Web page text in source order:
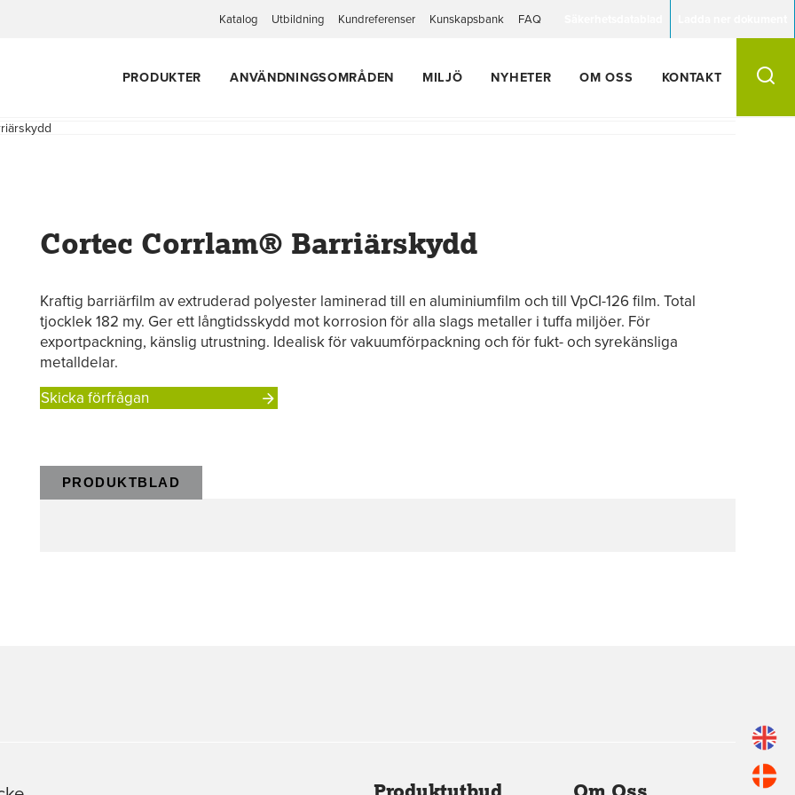
Katalog Utbildning Kundreferenser Kunskapsbank FAQ
PRODUKTER ANVÄNDNINGSOMRÅDEN MILJÖ NYHETER OM OSS KONTAKT
Cortec Corrlam® Barriärskydd
Kraftig barriärfilm av extruderad polyester laminerad till en aluminiumfilm och till VpCI-126 film. Total
tjocklek 182 my. Ger ett långtidsskydd mot korrosion för alla slags metaller i tuffa miljöer. För
exportpackning, känslig utrustning. Idealisk för vakuumförpackning och för fukt- och syrekänsliga
metalldelar.
Skicka förfrågan
PRODUKTBLAD